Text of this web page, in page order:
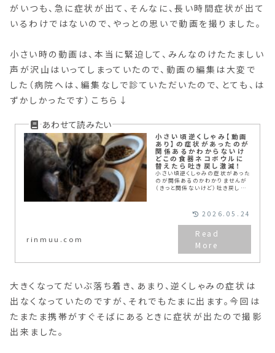
がいつも、急に症状が出て、そんなに、長い時間症状が出て
いるわけではないので、やっとの思いで動画を撮りました。
小さい時の動画は、本当に緊迫して、みんなのけたたましい
声が沢山はいってしまっていたので、動画の編集は大変で
した（病院へは、編集なしで診ていただいたので、とても、は
ずかしかったです）こちら↓
小さい頃逆くしゃみ【動画
あり】の症状があったのが
関係あるかわからないけ
どこの食器ネコボウルに
替えたら吐き戻し激減！
小さい頃逆くしゃみの症状があった
のが関係あるのかわかりませんが
（きっと関係ないけど）吐き戻しが
は、吐き戻しが軽減しました。ボウ
ルも外して洗えるので使いやすいで
rinmuu.com
2026.05.24
大きくなってだいぶ落ち着き、あまり、逆くしゃみの症状は
出なくなっていたのですが、それでもたまに出ます。今回は
たまたま携帯がすぐそばにあるときに症状が出たので撮影
出来ました。